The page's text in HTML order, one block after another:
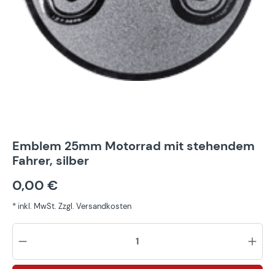
Emblem 25mm Motorrad mit stehendem
Fahrer, silber
0,00 €
* inkl. MwSt. Zzgl. Versandkosten